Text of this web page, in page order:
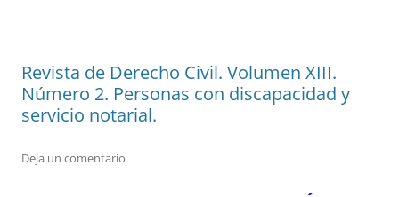
Revista de Derecho Civil. Volumen XIII.
Número 2. Personas con discapacidad y
servicio notarial.
Deja un comentario